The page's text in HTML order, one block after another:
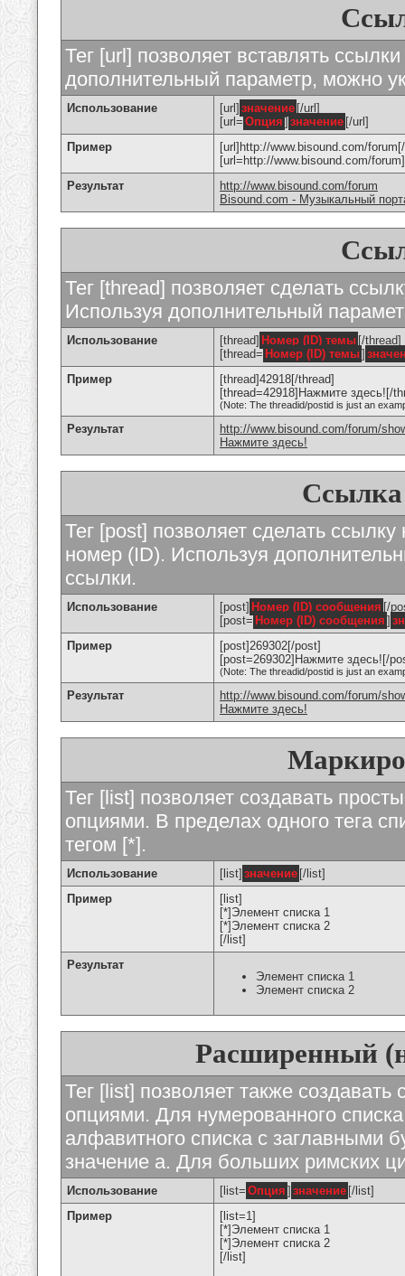
Тег [url] позволяет вставлять
дополнительный параметр, можно
Использование [url] значение [/url]
[url= Опция ] значение [/url]
Пример
[url]http://www.bisound.com/
[url=http://www.bisound.com/
Результат
http://www.bisound.com/forum
Bisound.com - Музыкальный
Тег [thread] позволяет сделать
Используя дополнительный
Использование [thread] Номер (ID) темы [/thread]
[thread= Номер (ID) темы]
Пример
[thread]42918[/thread]
[thread=42918]Нажмите здесь![/
(Note: The threadid/postid is just an
Результат
http://www.bisound.com/forum/
Нажмите здесь!
Ссылка
Тег [post] позволяет сделать
номер (ID). Используя
ссылки.
Использование [post] Номер (ID) сообщения [/
[post= Номер (ID) сообщения ]
Пример
[post]269302[/post]
[post=269302]Нажмите здесь![/
(Note: The threadid/postid is just an
Результат
http://www.bisound.com/forum/
Нажмите здесь!
Тег [list] позволяет создавать
опциями. В пределах одного тега
тегом [*].
Использование [list] значение [/list]
Пример
[list]
[*]Элемент списка 1
[*]Элемент списка 2
[/list]
Результат
Элемент списка 1
Элемент списка 2
Расширенный
Тег [list] позволяет также
опциями. Для нумерованного
алфавитного списка с заглавными
значение а. Для больших римских
Использование [list= Опция ] значение [/list]
Пример
[list=1]
[*]Элемент списка 1
[*]Элемент списка 2
[/list]